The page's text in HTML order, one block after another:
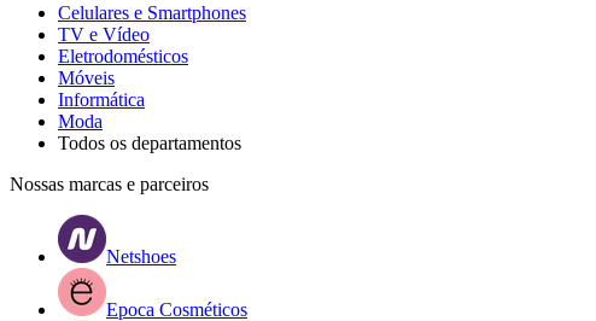
Celulares e Smartphones
TV e Vídeo
Eletrodomésticos
Móveis
Informática
Moda
Todos os departamentos
Nossas marcas e parceiros
Netshoes
Epoca Cosméticos